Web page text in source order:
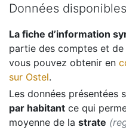
Données
La fiche d’information
partie des comptes et
vous pouvez obtenir en
sur Ostel.
Les données présentées
par habitant ce qui
moyenne de la strate